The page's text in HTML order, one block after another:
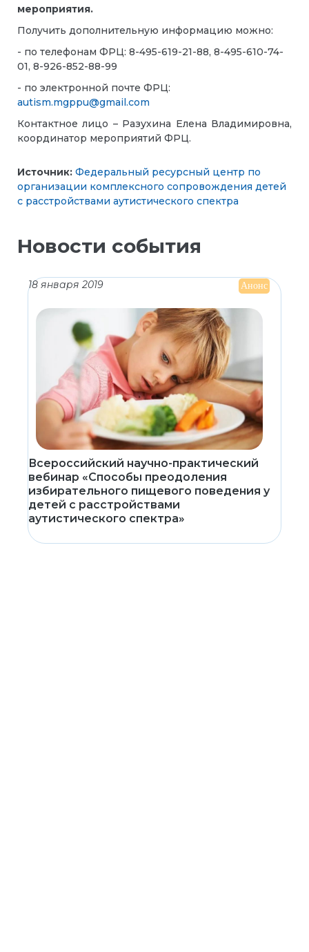
мероприятия.
Получить дополнительную информацию можно:
- по телефонам ФРЦ: 8-495-619-21-88, 8-495-610-74-
01, 8-926-852-88-99
- по электронной почте ФРЦ:
autism.mgppu@gmail.com
Контактное лицо – Разухина Елена Владимировна,
координатор мероприятий ФРЦ.
Источник: Федеральный ресурсный центр по
организации комплексного сопровождения детей
с расстройствами аутистического спектра
Новости события
18 января 2019 Анонс
Всероссийский научно-практический
вебинар «Способы преодоления
избирательного пищевого поведения у
детей с расстройствами
аутистического спектра»